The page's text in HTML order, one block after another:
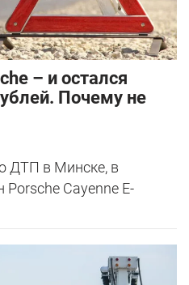
– и остался
Почему не
ДТП в Минске, в
Cayenne E-